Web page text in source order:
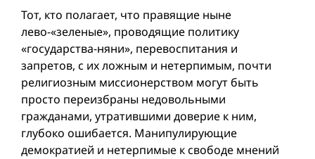
Тот, кто полагает, что правящие ныне
лево-«зеленые», проводящие политику
«государства-няни», перевоспитания и
запретов, с их ложным и нетерпимым, почти
религиозным миссионерством могут быть
просто переизбраны недовольными
гражданами, утратившими доверие к ним,
глубоко ошибается. Манипулирующие
демократией и нетерпимые к свободе мнений